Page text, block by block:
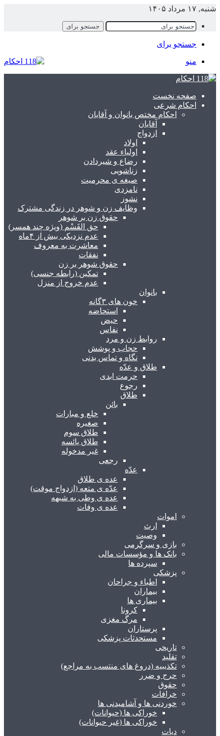
۱۷ مرداد ۱۴۰۵
جستجو برای
جستجو برای
منو
صفحه نخست
احکام شرعی
احکام مختص بانوان و آقایان
آقایان
ازدواج
اولاد
اولیاء عقد
رضاع و شیردادن
زناشویی
صیغه ی محرمیت
نامزدی
نشوز
وظایف زن و شوهر در زندگی مشترک
حقوق زن بر شوهر
حق القَسْم (ویژه چند همسر)
عدم نزدیکی بیش از ۴ماه
معاشرت به معروف
نفقات
حقوق شوهر بر زن
تمکین (رابطه جنسی)
عدم خروج از منزل
بانوان
خون های ۳گانه
استحاضه
حیض
نفاس
روابط زن و مرد
حجاب و پوشش
نگاه و تماس بدنی
طلاق و عدّه
حرمت ابدی
رجوع
طلاق
بائن
خلع و مبارات
صغیره
طلاق سوم
طلاق یائسه
غیر مدخوله
رجعی
عدّه
عده ی طلاق
عدّه ی متعه (ازدواج موقت)
عده ی وطی به شبهه
عده ی وفات
اموات
ارث
وصیت
بازی و سرگرمی
بانک ها و مؤسسات مالی
سپرده ها
پزشکی
اطباء و جراحان
بیماران
بیماری ها
کرونا
مرگ مغزی
پرستاران
مستحدثات پزشکی
تاریخی
تقلید
تکذیبیه (دروغ های منتسب به مراجع)
حرج و ضرر
حقوق
خرافات
خوردنی ها و آشامیدنی ها
خوراکی ها (حیوانات)
خوراکی ها (غیر حیوانات)
دیات